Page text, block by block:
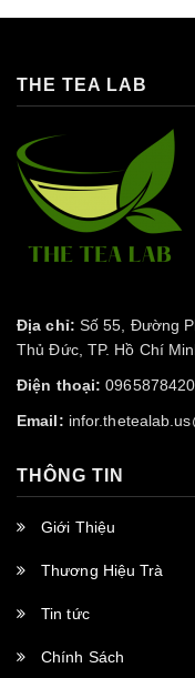
THE TEA LAB
Địa chỉ: Số 55, Đường
Thủ Đức, TP. Hồ Chí
Điện thoại: 0965878420
Email:
THÔNG TIN
Giới Thiệu
Thương Hiệu Trà
Tin tức
Chính Sách